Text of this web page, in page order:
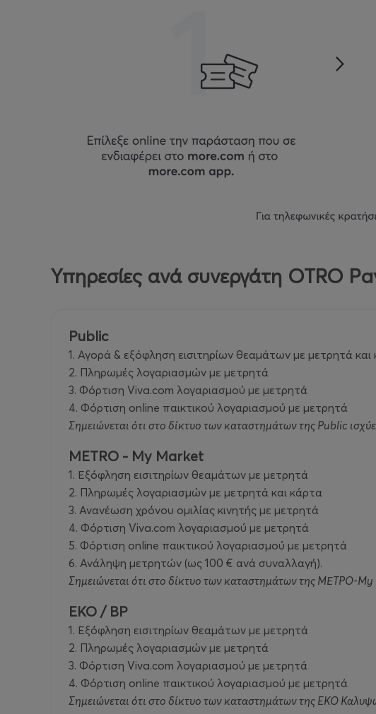
Υπηρεσίες ανά συνεργάτη OTRO
Public
1. Αγορά & εξόφληση εισιτηρίων θεαμάτων με μετρητά και
2. Πληρωμές λογαριασμών με μετρητά
3. Φόρτιση Viva.com λογαριασμού με μετρητά
4. Φόρτιση online παικτικού λογαριασμού με μετρητά
Σημειώνεται ότι στο δίκτυο των καταστημάτων της Public
METRO - My Market
1. Εξόφληση εισιτηρίων θεαμάτων με μετρητά
2. Πληρωμές λογαριασμών με μετρητά και κάρτα
3. Ανανέωση χρόνου ομιλίας κινητής με μετρητά
4. Φόρτιση Viva.com λογαριασμού με μετρητά
5. Φόρτιση online παικτικού λογαριασμού με μετρητά
6. Ανάληψη μετρητών (ως 100 € ανά συναλλαγή).
Σημειώνεται ότι στο δίκτυο των καταστημάτων της ΜΕΤΡΟ-
EKO / ΒP
1. Εξόφληση εισιτηρίων θεαμάτων με μετρητά
2. Πληρωμές λογαριασμών με μετρητά
3. Φόρτιση Viva.com λογαριασμού με μετρητά
4. Φόρτιση online παικτικού λογαριασμού με μετρητά
Σημειώνεται ότι στο δίκτυο των καταστημάτων της EKO